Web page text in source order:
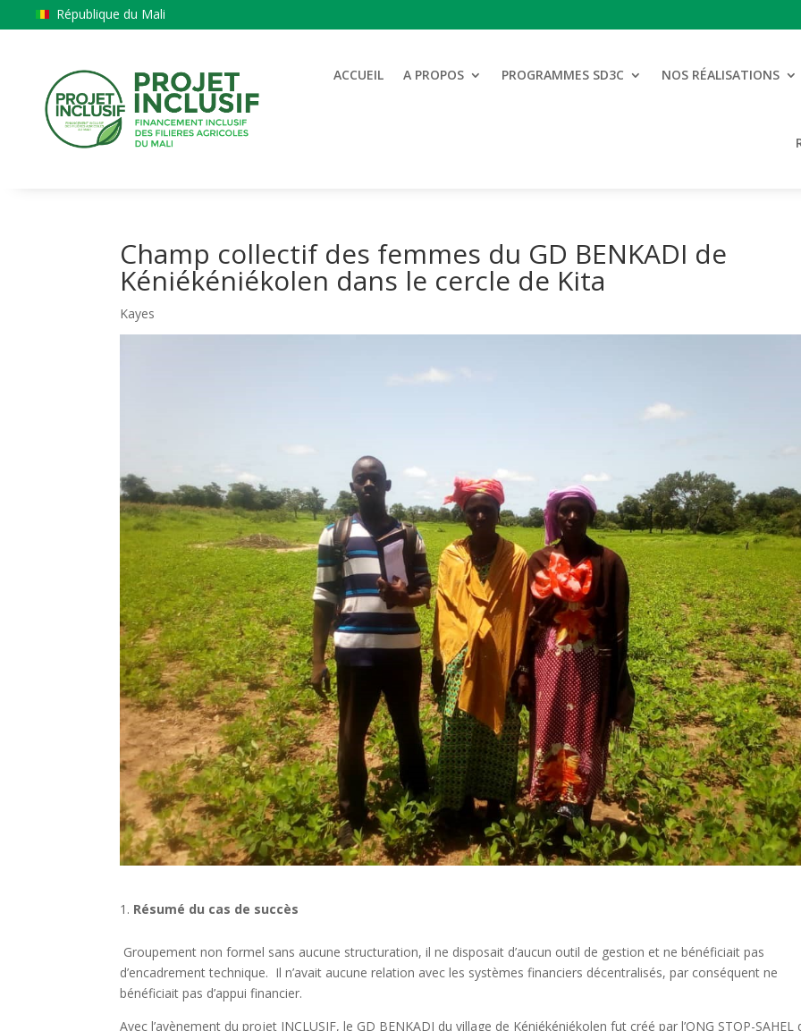
République du Mali
ACCUEIL A PROPOS PROGRAMMES SD3C NOS RÉALISATIONS
Champ collectif des femmes du GD BENKADI de
Kéniékéniékolen dans le cercle de Kita
Kayes
Résumé du cas de succès
Groupement non formel sans aucune structuration, il ne disposait d’aucun outil de gestion et ne bénéficiait pas
d’encadrement technique. Il n’avait aucune relation avec les systèmes financiers décentralisés, par conséquent ne
bénéficiait pas d’appui financier.
Avec l’avènement du projet INCLUSIF, le GD BENKADI du village de Kéniékéniékolen fut créé par l’ONG STOP-SAHEL